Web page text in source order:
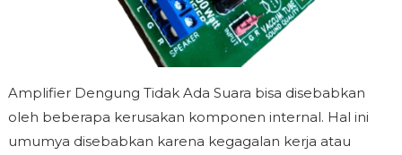
Amplifier Dengung Tidak Ada Suara bisa disebabkan
oleh beberapa kerusakan komponen internal. Hal ini
umumya disebabkan karena kegagalan kerja atau